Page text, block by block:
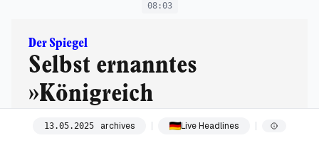
08:03
Der Spiegel
Selbst ernanntes
»Königreich
Deutschland« wird
13.05.2025 archives Live Headlines